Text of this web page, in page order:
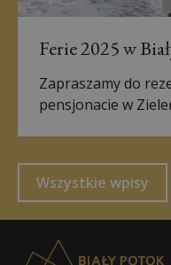
Ferie 2025 w
Zapraszamy do
pensjonacie w
Wszystkie wpisy